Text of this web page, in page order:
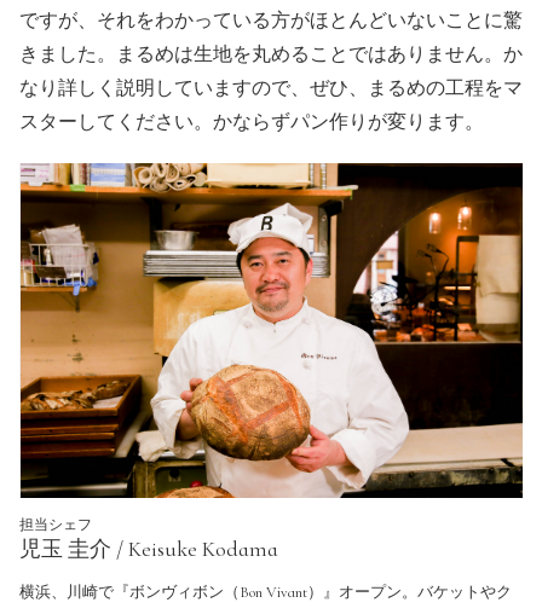
ですが、それをわかっている方がほとんどいないことに驚
きました。まるめは生地を丸めることではありません。か
なり詳しく説明していますので、ぜひ、まるめの工程をマ
スターしてください。かならずパン作りが変ります。
担当シェフ
児玉 圭介 / Keisuke Kodama
横浜、川崎で『ボンヴィボン（Bon Vivant）』オープン。バケットやク